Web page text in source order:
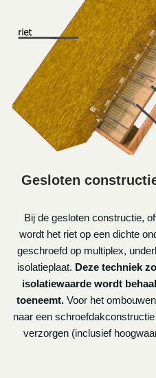
Gesloten
Bij de gesloten constructie,
wordt het riet op een dichte
geschroefd op multiplex,
isolatieplaat. Deze techniek
isolatiewaarde wordt
toeneemt.Voor het
naar een
verzorgen (inclusief